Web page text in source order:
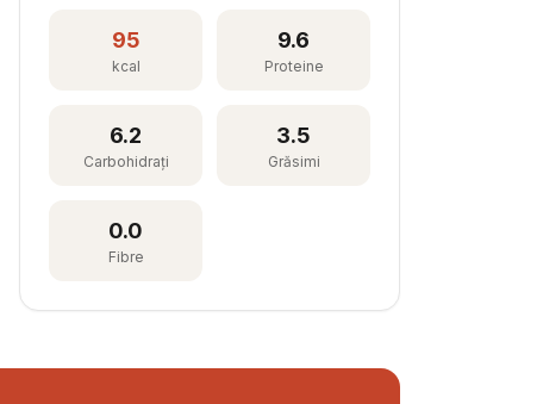
95
kcal
9.6
Proteine
6.2
Carbohidrați
3.5
Grăsimi
0.0
Fibre